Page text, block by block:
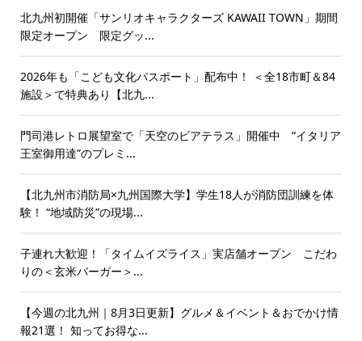
北九州初開催「サンリオキャラクターズ KAWAII TOWN」期間
限定オープン 限定グッ...
2026年も「こども文化パスポート」配布中！ ＜全18市町＆84
施設＞で特典あり【北九...
門司港レトロ展望室で「天空のビアテラス」開催中 “イタリア
王室御用達”のプレミ...
【北九州市消防局×九州国際大学】学生18人が消防団訓練を体
験！ “地域防災”の現場...
子連れ大歓迎！「タイムイズライス」実店舗オープン こだわ
りの＜玄米バーガー＞...
【今週の北九州｜8月3日更新】グルメ＆イベント＆おでかけ情
報21選！ 知ってお得な...